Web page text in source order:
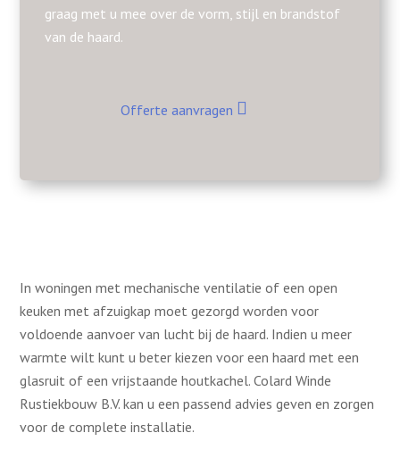
graag met u mee over de vorm, stijl en brandstof
van de haard.
Offerte aanvragen
In woningen met mechanische ventilatie of een open
keuken met afzuigkap moet gezorgd worden voor
voldoende aanvoer van lucht bij de haard. Indien u meer
warmte wilt kunt u beter kiezen voor een haard met een
glasruit of een vrijstaande houtkachel. Colard Winde
Rustiekbouw B.V. kan u een passend advies geven en zorgen
voor de complete installatie.